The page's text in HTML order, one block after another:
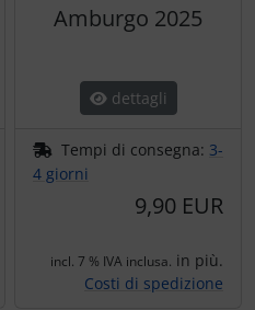
Amburgo 2025
dettagli
Tempi di consegna: 3-
4 giorni
9,90 EUR
incl. 7 % IVA inclusa. in più.
Costi di spedizione